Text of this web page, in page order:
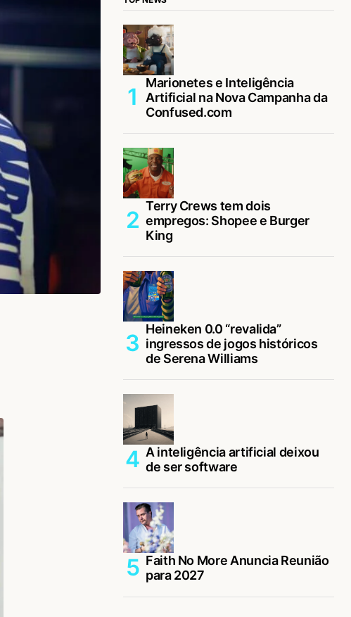
Marionetes e Inteligência
Artificial na Nova Campanha da
Confused.com
Terry Crews tem dois
empregos: Shopee e Burger
King
Heineken 0.0 “revalida”
ingressos de jogos históricos
de Serena Williams
A inteligência artificial deixou
de ser software
Faith No More Anuncia Reunião
para 2027